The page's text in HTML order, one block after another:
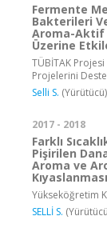
Fermente
Bakterileri
Aroma-Aktif
Üzerine
TÜBİTAK
Projelerini
Selli S.
2017 - 2018
Farklı
Pişirilen
Aroma ve
Kıyaslanması
Yükseköğretim
SELLİ S.